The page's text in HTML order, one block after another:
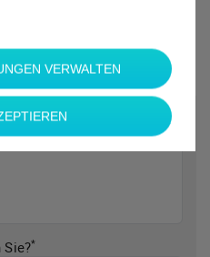
*
Sie?*
VERWALTEN